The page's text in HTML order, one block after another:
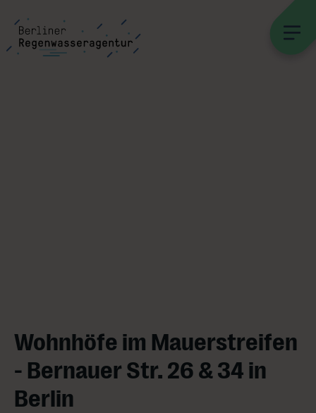
Wohnhöfe im Mauerstreifen
- Bernauer Str. 26 & 34 in
Berlin